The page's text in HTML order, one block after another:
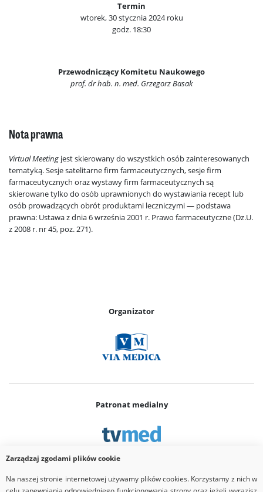
Termin
wtorek, 30 stycznia 2024 roku
godz. 18:30
Przewodniczący Komitetu Naukowego
prof. dr hab. n. med. Grzegorz Basak
Nota prawna
Virtual Meeting jest skierowany do wszystkich osób zainteresowanych
tematyką. Sesje satelitarne firm farmaceutycznych, sesje firm
farmaceutycznych oraz wystawy firm farmaceutycznych są
skierowane tylko do osób uprawnionych do wystawiania recept lub
osób prowadzących obrót produktami leczniczymi — podstawa
prawna: Ustawa z dnia 6 września 2001 r. Prawo farmaceutyczne (Dz.U.
z 2008 r. nr 45, poz. 271).
Organizator
Patronat medialny
Partner
Zarządzaj zgodami plików cookie
Na naszej stronie internetowej używamy plików cookies. Korzystamy z nich w